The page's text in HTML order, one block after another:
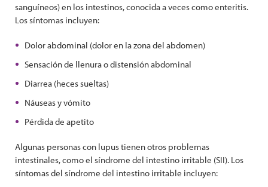
sanguíneos) en los intestinos, conocida a veces como enteritis.
Los síntomas incluyen:
Dolor abdominal (dolor en la zona del abdomen)
Sensación de llenura o distensión abdominal
Diarrea (heces sueltas)
Náuseas y vómito
Pérdida de apetito
Algunas personas con lupus tienen otros problemas
intestinales, como el síndrome del intestino irritable (SII). Los
síntomas del síndrome del intestino irritable incluyen: